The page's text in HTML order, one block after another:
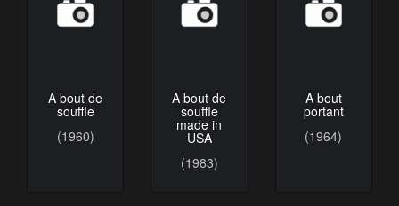
A bout de
souffle
(1960)
A bout de
souffle
made in
USA
(1983)
A bout
portant
(1964)